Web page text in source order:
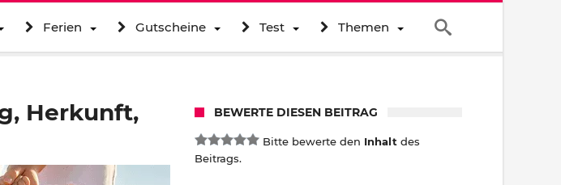
Ferien Gutscheine Test Themen
Herkunft,
BEWERTE DIESEN BEITRAG
Bitte bewerte den Inhalt des
Beitrags.